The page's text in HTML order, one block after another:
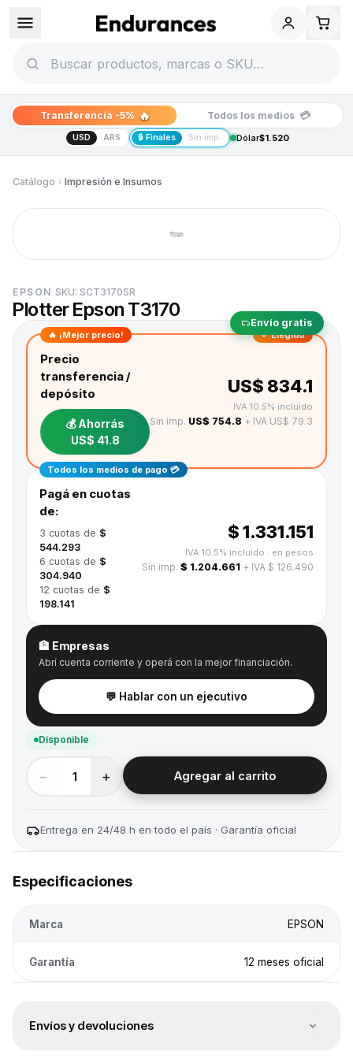
Transferencia -5% 🔥 Todos los medios 💳
USD ARS 🔒 Finales Sin imp. Dólar$1.520
Catálogo Impresión e Insumos
EPSON SKU: SCT3170SR
Plotter Epson T3170
Envío gratis
🔥 ¡Mejor precio! ✓ Elegido
Precio
transferencia /
depósito
💰 Ahorrás
US$ 41.8
US$ 834.1
IVA 10.5% incluido
Sin imp. US$ 754.8 + IVA US$ 79.3
Todos los medios de pago 💳
Pagá en cuotas
de:
3 cuotas de $
544.293
6 cuotas de $
304.940
12 cuotas de $
198.141
$ 1.331.151
IVA 10.5% incluido · en pesos
Sin imp. $ 1.204.661 + IVA $ 126.490
🏦 Empresas
Abrí cuenta corriente y operá con la mejor financiación.
💬 Hablar con un ejecutivo
Disponible
− 1 + Agregar al carrito
Entrega en 24/48 h en todo el país · Garantía oficial
Especificaciones
Marca EPSON
Garantía 12 meses oficial
Envíos y devoluciones